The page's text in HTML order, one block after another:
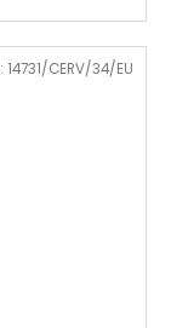
14731/CERV/34/EU